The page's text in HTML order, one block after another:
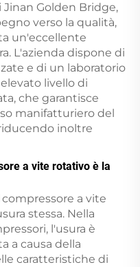
Jinan Golden Bridge,
verso la qualità,
un'eccellente
L'azienda dispone di
e di un laboratorio
livello di
che garantisce
manifatturiero del
inoltre
a vite rotativo è la
a vite
stessa. Nella
l'usura è
a causa della
caratteristiche di